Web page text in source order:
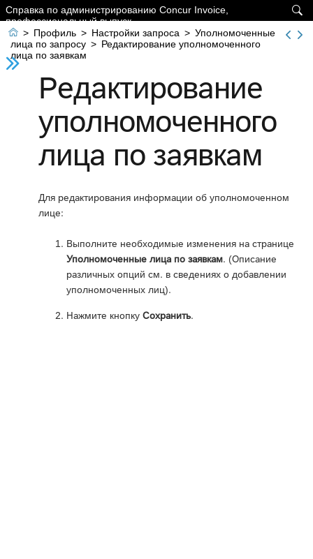

Справка по администрированию Concur Invoice,
профессиональный выпуск
 > Профиль > Настройки запроса > Уполномоченные
лица по запросу > Редактирование уполномоченного
лица по заявкам
Редактирование
уполномоченного
лица по заявкам
Для редактирования информации об уполномоченном
лице:
Выполните необходимые изменения на странице
Уполномоченные лица по заявкам. (Описание
различных опций см. в сведениях о добавлении
уполномоченных лиц).
Нажмите кнопку Сохранить.